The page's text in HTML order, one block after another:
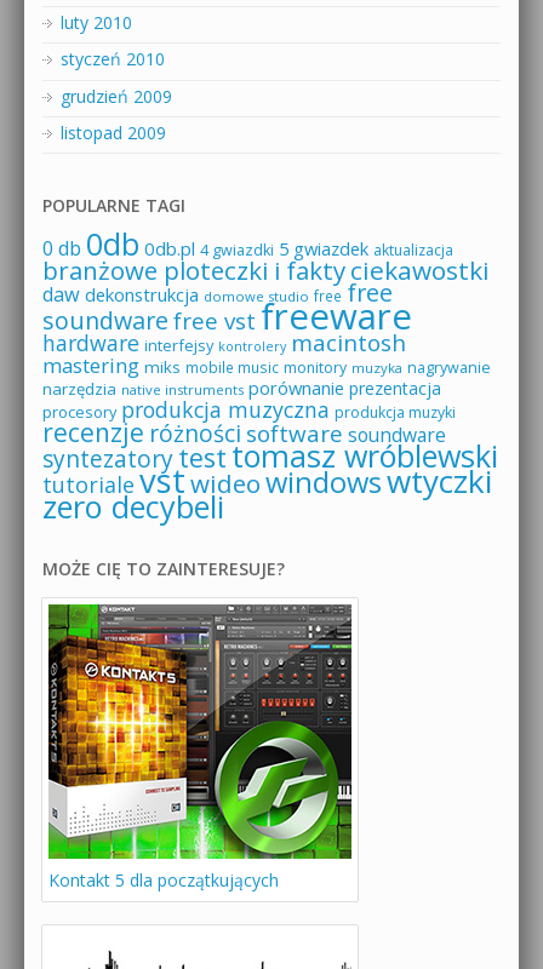
luty 2010
styczeń 2010
grudzień 2009
listopad 2009
POPULARNE TAGI
0 db 0db 0db.pl 4 gwiazdki 5 gwiazdek aktualizacja
branżowe ploteczki i faktyciekawostki
daw dekonstrukcja domowe studio free free
soundware free vst freeware
hardware interfejsy kontrolery macintosh
mastering miks mobile music monitory muzyka nagrywanie
narzędzia native instruments porównanie prezentacja
procesory produkcja muzyczna produkcja muzyki
recenzje różności software soundware
syntezatorytesttomasz wróblewski
tutoriale vstwideowindowswtyczki
zero decybeli
MOŻE CIĘ TO ZAINTERESUJE?
Kontakt 5 dla początkujących